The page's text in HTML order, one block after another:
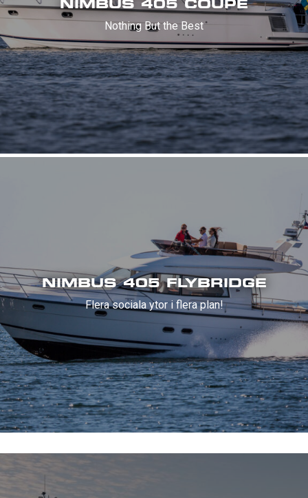
NIMBUS 405 COUPÉ
Nothing But the Best
NIMBUS 405 FLYBRIDGE
Flera sociala ytor i flera plan!